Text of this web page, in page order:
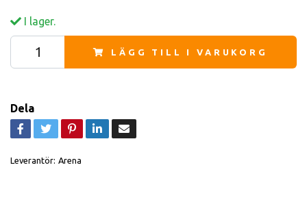
I lager.
LÄGG TILL I VARUKORG
Dela
Leverantör: Arena